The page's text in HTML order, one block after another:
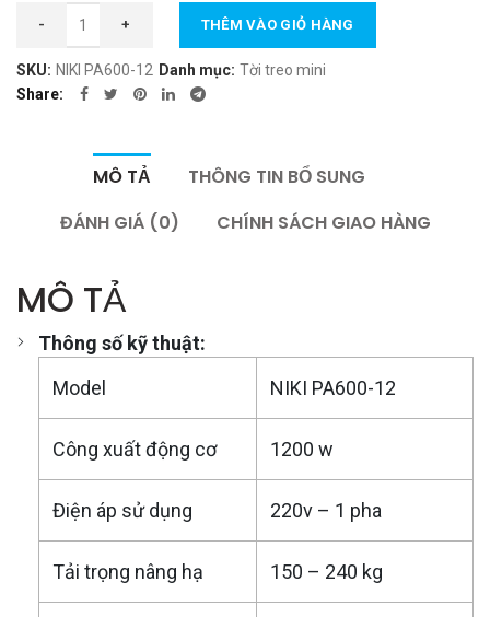
Tời Treo NIKI PA600-12m số lượng
- + THÊM VÀO GIỎ HÀNG
SKU: NIKI PA600-12 Danh mục: Tời treo mini
Share
MÔ TẢ
THÔNG TIN BỔ SUNG
ĐÁNH GIÁ (0)
CHÍNH SÁCH GIAO HÀNG
MÔ TẢ
Thông số kỹ thuật:
Model
NIKI PA600-12
Công xuất động cơ 1200 w
Điện áp sử dụng 220v – 1 pha
Tải trọng nâng hạ 150 – 240 kg